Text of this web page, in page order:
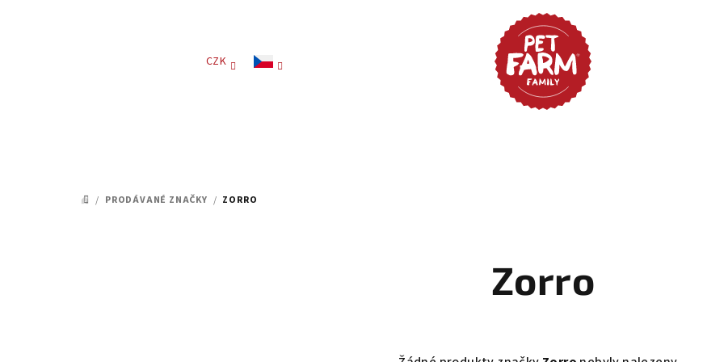
CZK
DOMŮ
/ PRODÁVANÉ ZNAČKY / ZORRO
Zorro